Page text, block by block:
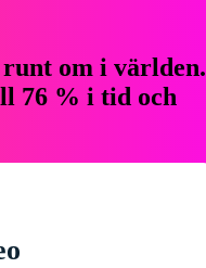
runt om i världen.
76 % i tid och